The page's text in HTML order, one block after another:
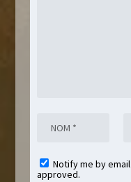
Notify me by
approved.